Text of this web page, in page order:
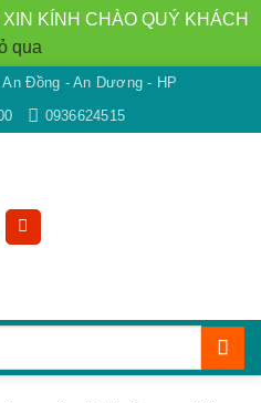
KÍNH CHÀO QUÝ KHÁCH
qua
Đồng - An Dương - HP
0936624515